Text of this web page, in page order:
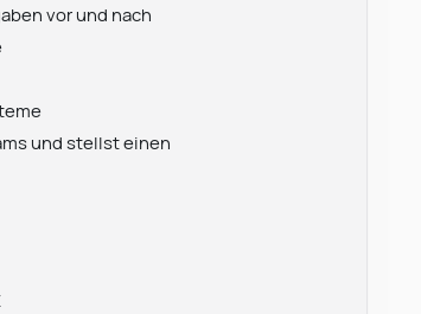
vor und nach
und stellst einen